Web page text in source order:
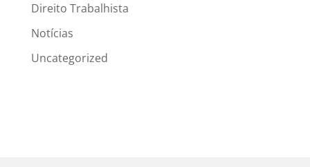
Direito Trabalhista
Notícias
Uncategorized